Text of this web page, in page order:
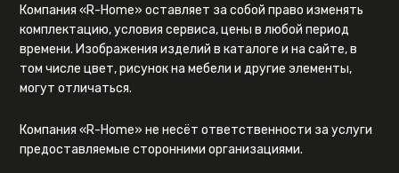
Компания «R-Home» оставляет за собой право изменять
комплектацию, условия сервиса, цены в любой период
времени. Изображения изделий в каталоге и на сайте, в
том числе цвет, рисунок на мебели и другие элементы,
могут отличаться.
Компания «R-Home» не несёт ответственности за услуги
предоставляемые сторонними организациями.